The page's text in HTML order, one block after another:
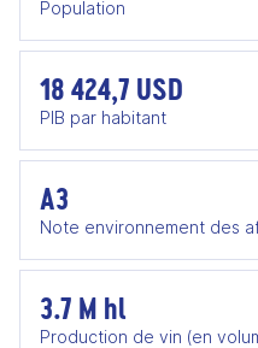
Population
18 424,7 USD
PIB par habitant
A3
Note environnement des
3.7 M hl
Production de vin (en